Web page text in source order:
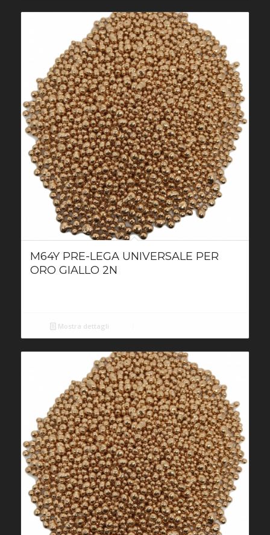
M64Y PRE-LEGA UNIVERSALE PER
ORO GIALLO 2N
Mostra dettagli